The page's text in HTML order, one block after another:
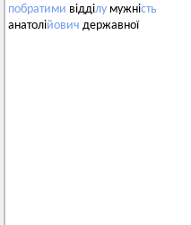
побратими відділу мужність
анатолійович державної